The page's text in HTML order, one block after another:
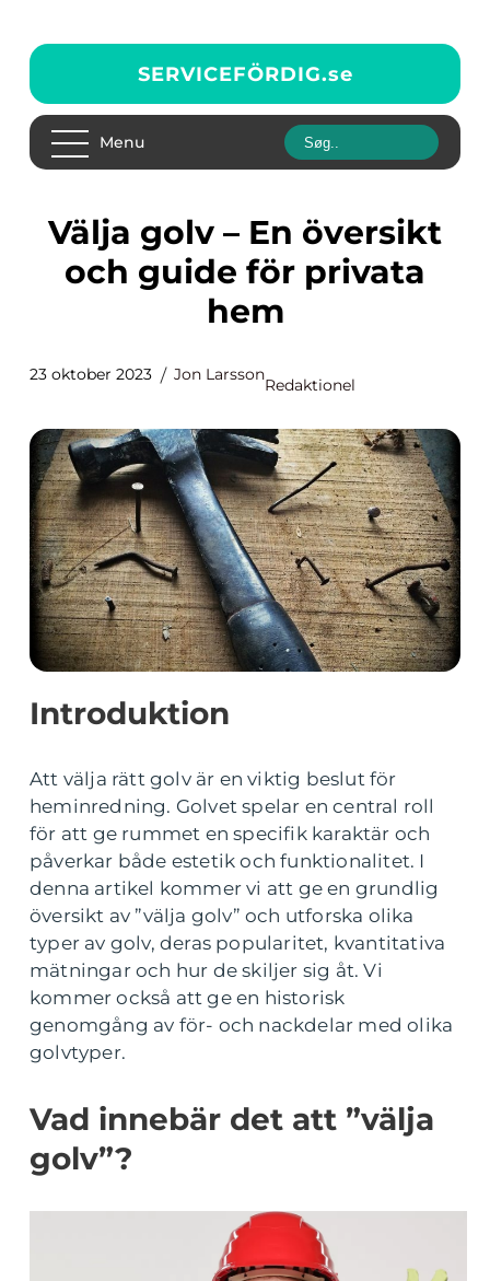
SERVICEFÖRDIG.se
Menu
Välja golv – En översikt
och guide för privata
hem
23 oktober 2023 Jon Larsson
Redaktionel
Introduktion
Att välja rätt golv är en viktig beslut för
heminredning. Golvet spelar en central roll
för att ge rummet en specifik karaktär och
påverkar både estetik och funktionalitet. I
denna artikel kommer vi att ge en grundlig
översikt av ”välja golv” och utforska olika
typer av golv, deras popularitet, kvantitativa
mätningar och hur de skiljer sig åt. Vi
kommer också att ge en historisk
genomgång av för- och nackdelar med olika
golvtyper.
Vad innebär det att ”välja
golv”?